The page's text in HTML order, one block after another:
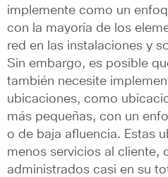
implemente como un
con la mayoría de los
red en las instalaciones y
Sin embargo, es posible
también necesite
ubicaciones, como
más pequeñas, con un
o de baja afluencia. Estas
menos servicios al cliente,
administrados casi en su